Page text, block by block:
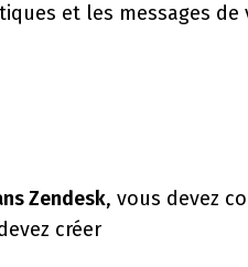
et les messages
Zendesk, vous devez
créer